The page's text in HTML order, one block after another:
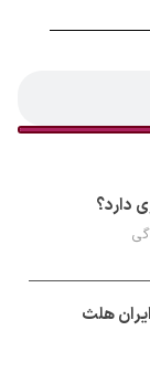
دارد؟
هلث